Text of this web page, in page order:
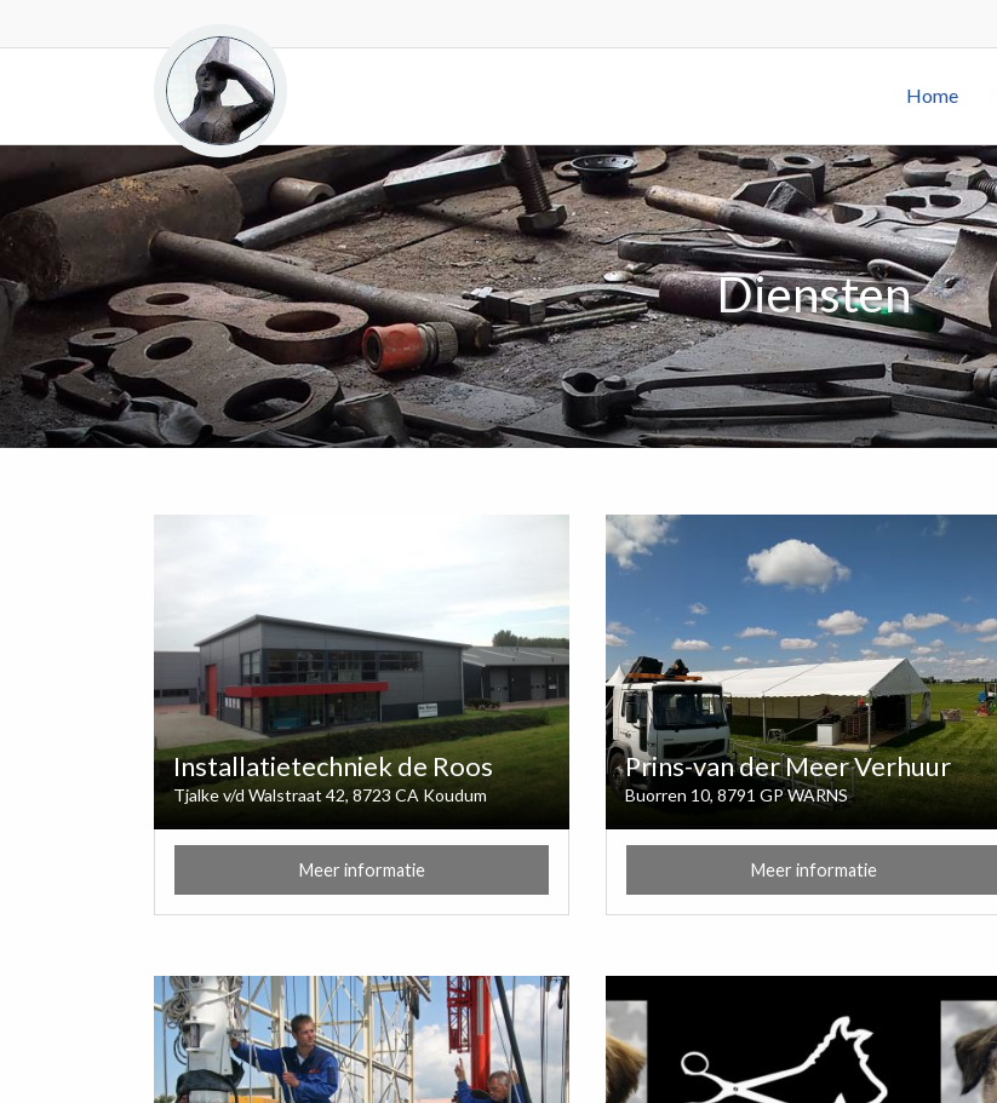
Home
Diensten
Installatietechniek de Roos
Tjalke v/d Walstraat 42, 8723 CA Koudum
Meer informatie
Prins-van der Meer Verhuur
Buorren 10, 8791 GP WARNS
Meer informatie